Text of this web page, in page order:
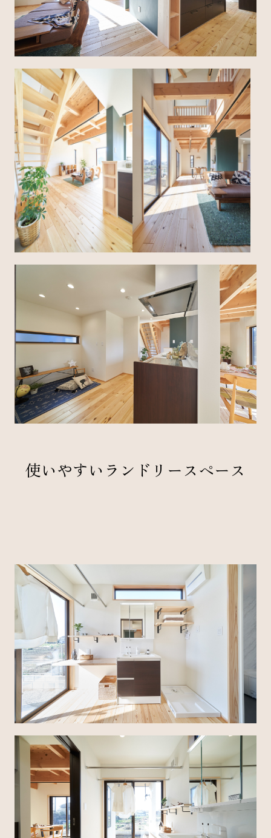
使いやすいランドリースペース